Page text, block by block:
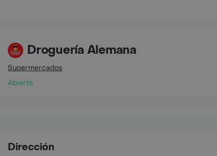
Droguería Alemana
Supermercados
Abierto
Dirección